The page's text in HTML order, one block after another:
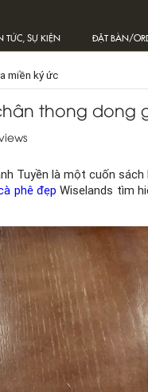
TỨC, SỰ KIỆN ĐẶT BÀN/
miền ký ức
thong dong
Tuyền là một cuốn
phê đẹp Wiselands tìm